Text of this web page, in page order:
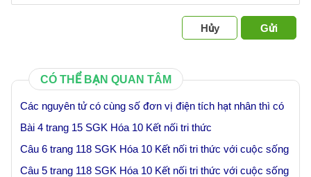
Hủy Gửi
CÓ THỂ BẠN QUAN TÂM
Các nguyên tử có cùng số đơn vị điện tích hạt nhân thì có
Bài 4 trang 15 SGK Hóa 10 Kết nối tri thức
Câu 6 trang 118 SGK Hóa 10 Kết nối tri thức với cuộc sống
Câu 5 trang 118 SGK Hóa 10 Kết nối tri thức với cuộc sống